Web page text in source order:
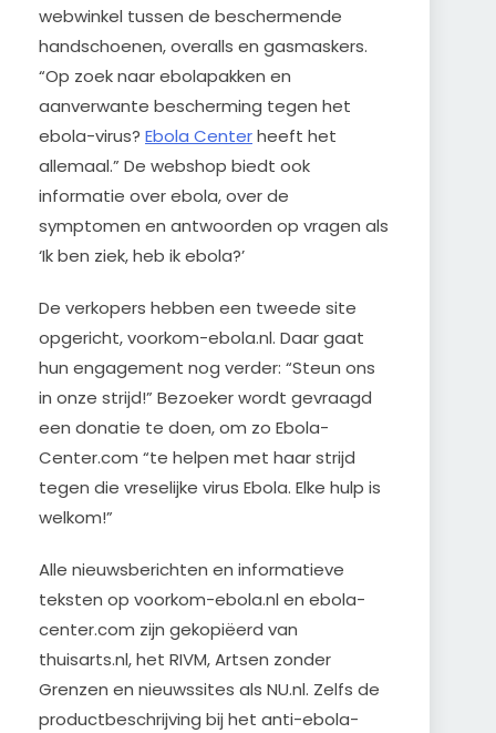
webwinkel tussen de beschermende
handschoenen, overalls en gasmaskers.
“Op zoek naar ebolapakken en
aanverwante bescherming tegen het
ebola-virus? Ebola Centerheeft het
allemaal.” De webshop biedt ook
informatie over ebola, over de
symptomen en antwoorden op vragen als
‘Ik ben ziek, heb ik ebola?’
De verkopers hebben een tweede site
opgericht, voorkom-ebola.nl. Daar gaat
hun engagement nog verder: “Steun ons
in onze strijd!” Bezoeker wordt gevraagd
een donatie te doen, om zo Ebola-
Center.com “te helpen met haar strijd
tegen die vreselijke virus Ebola. Elke hulp is
welkom!”
Alle nieuwsberichten en informatieve
teksten op voorkom-ebola.nl en ebola-
center.com zijn gekopiëerd van
thuisarts.nl, het RIVM, Artsen zonder
Grenzen en nieuwssites als NU.nl. Zelfs de
productbeschrijving bij het anti-ebola-